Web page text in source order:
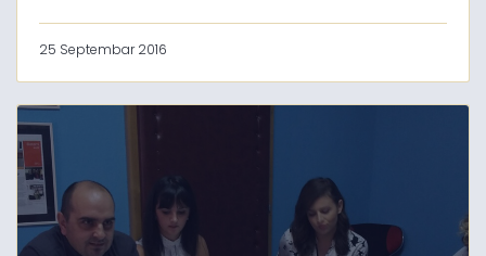
25 Septembar 2016